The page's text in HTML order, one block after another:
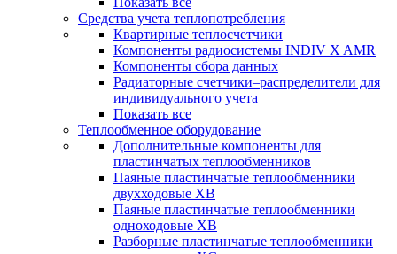
Средства учета теплопотребления
Квартирные теплосчетчики
Компоненты радиосистемы INDIV X AMR
Компоненты сбора данных
Радиаторные счетчики–распределители для
индивидуального учета
Показать все
Теплообменное оборудование
Дополнительные компоненты для
пластинчатых теплообменников
Паяные пластинчатые теплообменники
двухходовые XB
Паяные пластинчатые теплообменники
одноходовые ХВ
Разборные пластинчатые теплообменники